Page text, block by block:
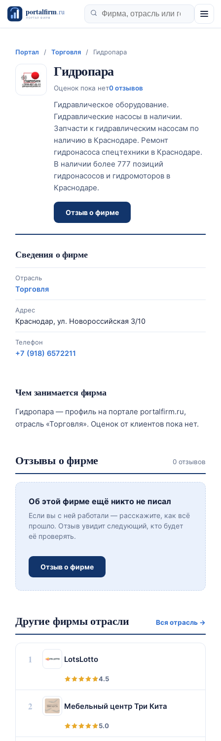
Портал / Торговля / Гидропара
Гидропара
Оценок пока нет0 отзывов
Гидравлическое оборудование.
Гидравлические насосы в наличии.
Запчасти к гидравлическим насосам по
наличию в Краснодаре. Ремонт
гидронасоса спецтехники в Краснодаре.
В наличии более 777 позиций
гидронасосов и гидромоторов в
Краснодаре.
Отзыв о фирме
Сведения о фирме
Отрасль
Торговля
Адрес
Краснодар, ул. Новороссийская 3/10
Телефон
+7 (918) 6572211
Чем занимается фирма
Гидропара — профиль на портале portalfirm.ru,
отрасль «Торговля». Оценок от клиентов пока нет.
Отзывы о фирме 0 отзывов
Об этой фирме ещё никто не писал
Если вы с ней работали — расскажите, как всё
прошло. Отзыв увидит следующий, кто будет
её проверять.
Отзыв о фирме
Другие фирмы отрасли Вся отрасль →
1 LotsLotto
4.5
2 Мебельный центр Три Кита
5.0